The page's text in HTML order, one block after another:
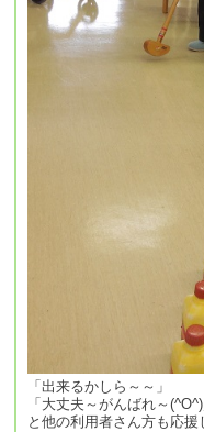
「出来るかしら～～」
「大丈夫～がんばれ～(^O^)
と他の利用者さん方も応援